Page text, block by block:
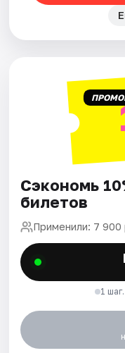
Сэкономь
билетов
Применили: 7 900
1